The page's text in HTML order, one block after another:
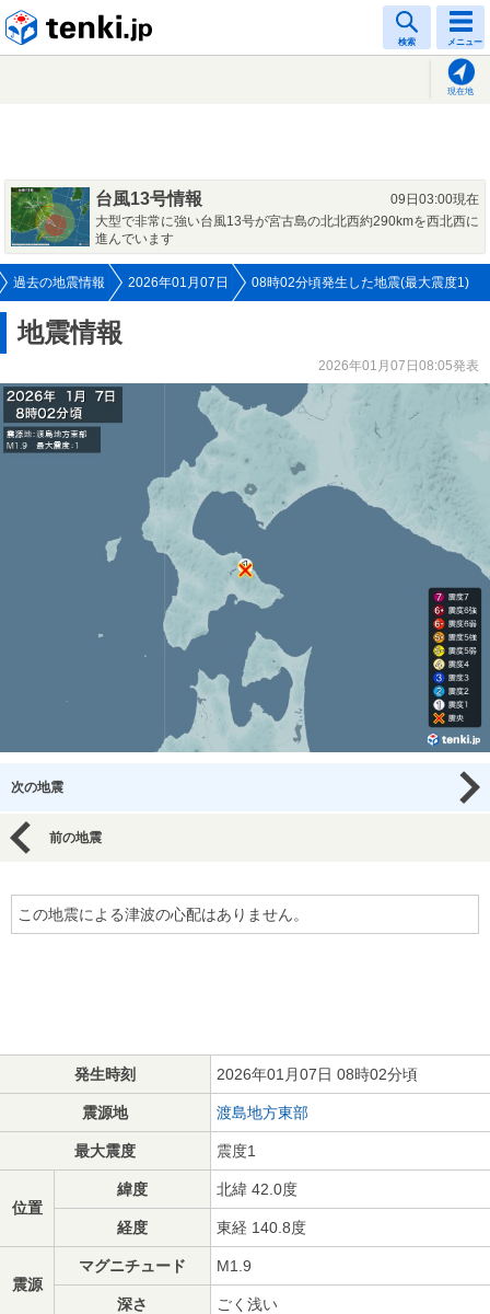
検索 メニュー
現在地
台風13号情報
09日03:00現在
大型で非常に強い台風13号が宮古島の北北西約290kmを西北西に
進んでいます
過去の地震情報 2026年01月07日 08時02分頃発生した地震(最大震度1)
地震情報
2026年01月07日08:05発表
次の地震
前の地震
この地震による津波の心配はありません。
発生時刻 2026年01月07日 08時02分頃
震源地 渡島地方東部
最大震度 震度1
位置
緯度 北緯 42.0度
経度 東経 140.8度
震源
マグニチュード M1.9
深さ ごく浅い